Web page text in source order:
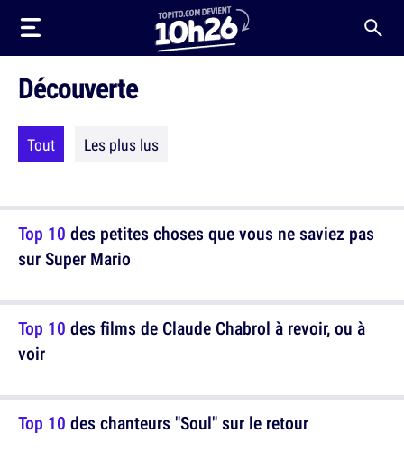
Découverte
Tout Les plus lus
Top 10 des petites choses que vous ne saviez pas
sur Super Mario
Top 10 des chanteurs "Soul" sur le retour
Top 10 des films de Claude Chabrol à revoir, ou à
voir